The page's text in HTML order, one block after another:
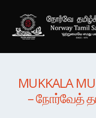
MUKKALA
– நோர்வேத்